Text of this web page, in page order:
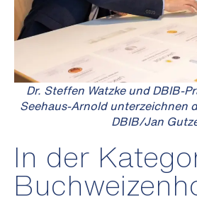
Dr. Steffen Watzke und DBIB-
Seehaus-Arnold unterzeichnen
DBIB/Jan
In der